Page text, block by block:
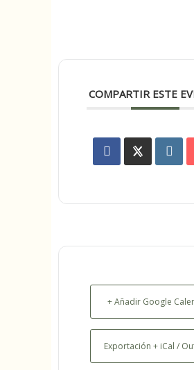
COMPARTIR ESTE
+ Añadir Google
Exportación + iCal /